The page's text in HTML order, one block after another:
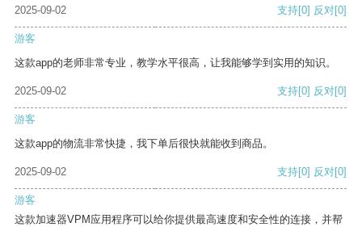
2025-09-02 支持[0] 反对[0]
游客
这款app的老师非常专业，教学水平很高，让我能够学到实用的知识。
2025-09-02 支持[0] 反对[0]
游客
这款app的物流非常快捷，我下单后很快就能收到商品。
2025-09-02 支持[0] 反对[0]
游客
这款加速器VPM应用程序可以给你提供最高速度和安全性的连接，并帮